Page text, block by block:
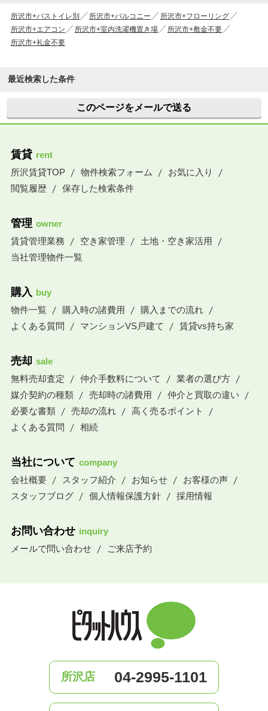
所沢市+バストイレ別 所沢市+バルコニー
所沢市+フローリング
所沢市+エアコン
所沢市+室内洗濯機置き場
所沢市+敷金不要
所沢市+礼金不要
最近検索した条件
このページをメールで送る
賃貸 rent
所沢賃貸TOP
物件検索フォーム
お気に入り
閲覧履歴
保存した検索条件
管理 owner
賃貸管理業務
空き家管理
土地・空き家活用
当社管理物件一覧
購入 buy
物件一覧
購入時の諸費用
購入までの流れ
よくある質問
マンションVS戸建て 賃貸vs持ち家
売却 sale
無料売却査定
仲介手数料について
業者の選び方
媒介契約の種類
売却時の諸費用
仲介と買取の違い
必要な書類
売却の流れ
高く売るポイント
よくある質問
相続
当社について company
会社概要
スタッフ紹介 お知らせ
お客様の声
スタッフブログ
個人情報保護方針 採用情報
お問い合わせ inquiry
メールで問い合わせ
ご来店予約
所沢店 04-2995-1101